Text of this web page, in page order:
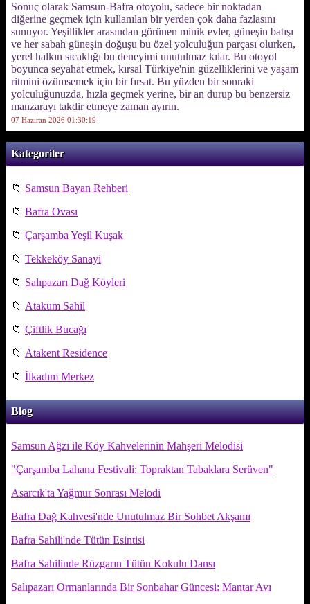
Kategoriler
📁 Samsun Bayan Rehberi
📁 Bafra Ovası
📁 Çarşamba Yeşil Kuşak
📁 Tekkeköy Sanayi
📁 Salıpazarı Dağ Köyleri
📁 Atakum Sahil
📁 Çiftlik Bucağı
📁 Atakent Residence
📁 İlkadım Merkez
Blog
Samsun Ağzı ile Köy Kahvelerinin Mahşeri Melodisi
"Çarşamba Lahana Festivali: Topraktan Tabaklara Serüven"
Asarcık'ta Yağmur Sonrası Melodi
Bafra Dağ Kahvesi'nde Unutulmaz Bir Sohbet Akşamı
Bafra Sahili'nde Tütün Esintisi
Bafra Sahilinde Rüzgarın Tütün Kokulu Dansı
Salıpazarı Ormanlarında Bir Sonbahar Güncesi: Mantar Avı
Sonuç olarak Samsun-Bafra otoyolu, sadece bir noktadan
diğerine geçmek için kullanılan bir yerden çok daha fazlasını
sunuyor. Yeşillikler arasından görünen minik evler, güneşin batışı
ve her sabah güneşin doğuşu bu özel yolculuğun parçası olurken,
yerel halkın sıcaklığı bu deneyimi unutulmaz kılar. Bu otoyol
boyunca seyahat etmek, kırsal Türkiye'nin güzelliklerini ve yaşam
ritmini özümsemek için bir fırsat. Bu yüzden bir sonraki
yolculuğunuzda, hızla geçmek yerine, bir an durup bu benzersiz
manzarayı takdir etmeye zaman ayırın.
07 Haziran 2026 01:30:19